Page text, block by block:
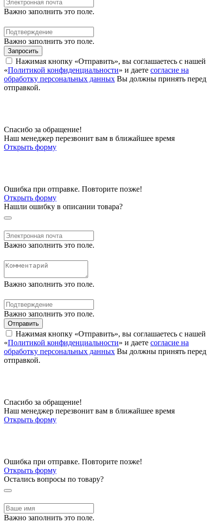
Важно заполнить это поле.
Важно заполнить это поле.
Запросить
Нажимая кнопку «Отправить», вы соглашаетесь с нашей
«Политикой конфиденциальности» и даете согласие на
обработку персональных данных Вы должны принять перед
отправкой.
Спасибо за обращение!
Наш менеджер перезвонит вам в ближайшее время
Открыть форму
Ошибка при отправке. Повторите позже!
Открыть форму
Нашли ошибку в описании товара?
Важно заполнить это поле.
Важно заполнить это поле.
Важно заполнить это поле.
Отправить
Нажимая кнопку «Отправить», вы соглашаетесь с нашей
«Политикой конфиденциальности» и даете согласие на
обработку персональных данных Вы должны принять перед
отправкой.
Спасибо за обращение!
Наш менеджер перезвонит вам в ближайшее время
Открыть форму
Ошибка при отправке. Повторите позже!
Открыть форму
Остались вопросы по товару?
Важно заполнить это поле.